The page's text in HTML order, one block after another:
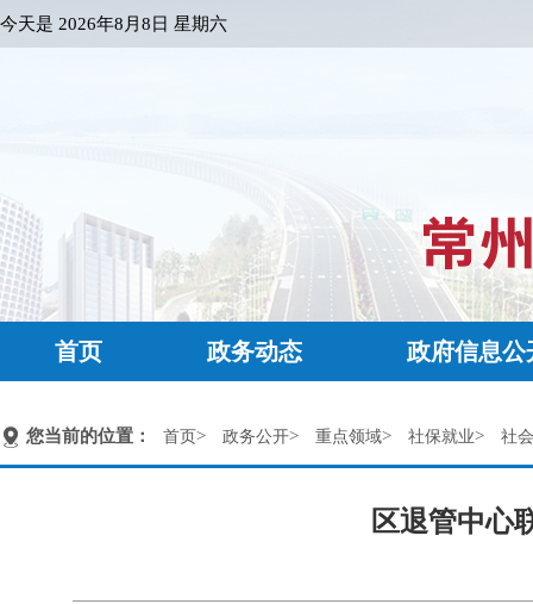
今天是 2026年8月8日 星期六
首页 政务动态 政府信息公
您当前的位置： 首页> 政务公开> 重点领域> 社保就业> 社
区退管中心